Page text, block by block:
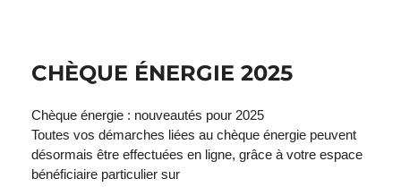
CHÈQUE ÉNERGIE 2025
Chèque énergie : nouveautés pour 2025
Toutes vos démarches liées au chèque énergie peuvent
désormais être effectuées en ligne, grâce à votre espace
bénéficiaire particulier sur